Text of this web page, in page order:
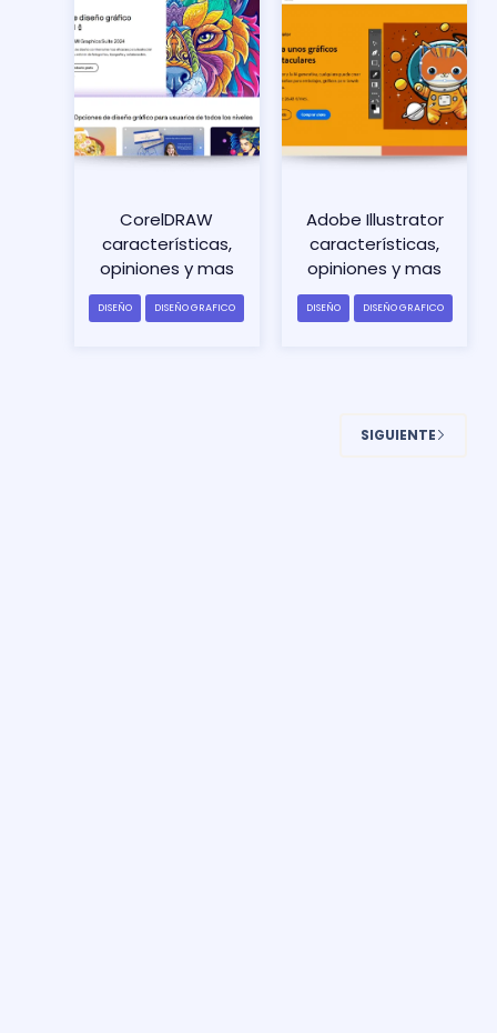
CorelDRAW
características,
opiniones y mas
DISEÑO DISEÑO GRAFICO
Adobe Illustrator
características,
opiniones y mas
DISEÑO DISEÑO GRAFICO
SIGUIENTE